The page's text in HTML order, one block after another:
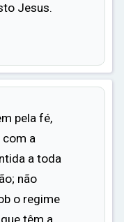
Jesus.
pela fé,
com a
a toda
não
o regime
têm a